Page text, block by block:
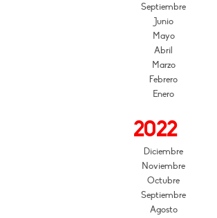
Septiembre
Junio
Mayo
Abril
Marzo
Febrero
Enero
2022
Diciembre
Noviembre
Octubre
Septiembre
Agosto